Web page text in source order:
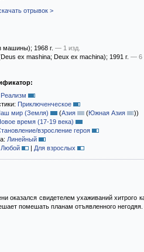
отрывок >
машины); 1968 г. — 1 изд.
ex mashina; Deux ex machina); 1991 г. — 6
Реализм
Приключенческое
мир (Земля) (Азия (Южная Азия ))
время (17-19 века)
взросление героя
Линейный
Любой | Для взрослых
оказался свидетелем ухаживаний хитрого
помешать планам отъявленного негодяя.